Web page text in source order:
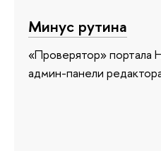
Минус рутина
«Проверятор»
админ-панели